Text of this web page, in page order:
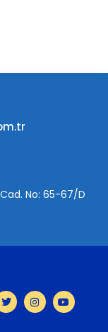
No: 65-67/D